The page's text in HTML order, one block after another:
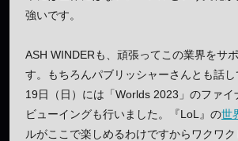
強いです。
ASH WINDERも、頑張ってこの業界をサ
す。もちろんパブリッシャーさんとも話
19日（日）には「Worlds 2023」のファイ
ビューイングも行いました。『LoL』の世
ルがここで楽しめるわけですからワクワク